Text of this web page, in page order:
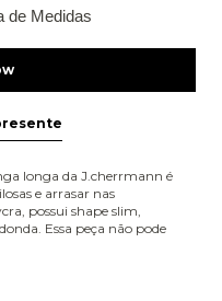
de Medidas
longa da J.cherrmann é
e arrasar nas
possui shape slim,
Essa peça não pode